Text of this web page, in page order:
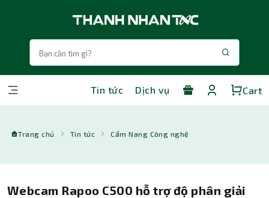
Tin tức Dịch vụ Cart
Trang chủ Tin tức Cẩm Nang Công nghệ
Webcam Rapoo C500 hỗ trợ độ phân giải